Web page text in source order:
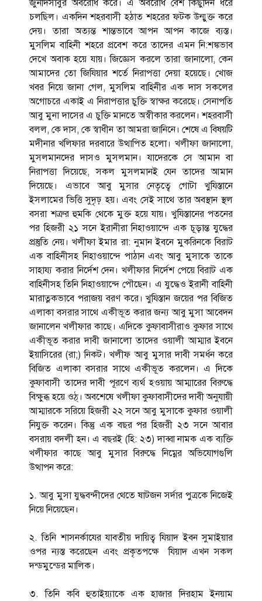
১. আবু মুসা যুদ্ধবন্দীদের থেতে ষাটজন সর্দার পুত্রকে নিজেই
নিয়ে নিয়েছেন।
২. তিনি শাসনর্কাযের যাবতীয় দায়িত্ব যিয়াদ ইবন সুমাইয়ার
ওপর ন্যস্ত করেছেন এবং প্রকৃতপক্ষে যিয়াদ এখন সকল
দন্ডমুন্ডের মালিক।
৩. তিনি কবি হুতাইয়্যাকে এক হাজার দিরহাম ইনয়াম